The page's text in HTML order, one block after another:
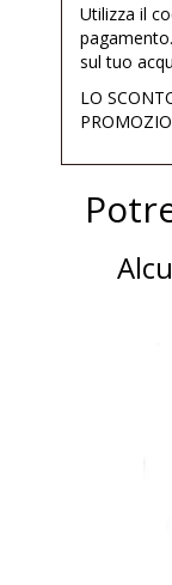
Utilizza il
sul tuo
LO